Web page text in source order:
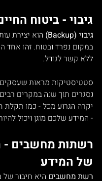
גיבוי - ביטוח
גיבוי (Backup)
הוא יצירת
במקום נפרד ובטוח. זהו אחד
ללא קשר לגודל.
סטטיסטיקות מראות
נסגרים תוך שנה במקרים
יקרה הגרוע מכל - כמו תקלת
- המידע שלכם מוגן ויכול
רשתות מחשבים -
של המידע
רשת מחשבים היא חיבור